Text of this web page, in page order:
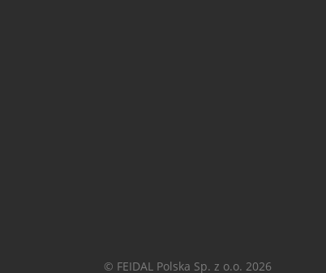
© FEIDAL Polska Sp. z o.o. 2026